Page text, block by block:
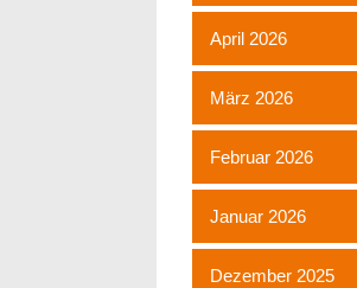
April 2026
März 2026
Februar 2026
Januar 2026
Dezember 2025